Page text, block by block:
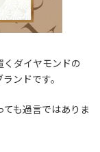
くダイヤモンドの
ンドです。
も過言ではありま